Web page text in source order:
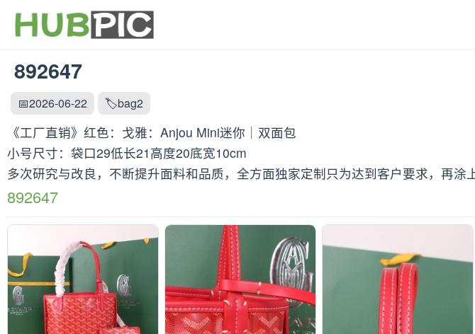
892647
📅2026-06-22 🏷️bag2
《工厂直销》红色：戈雅：Anjou Mini迷你｜双面包
小号尺寸：袋口29低长21高度20底宽10cm
多次研究与改良，不断提升面料和品质，全方面独家定制只为达到客户要求，再
892647